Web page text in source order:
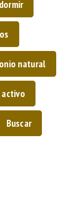
natural
activo
Buscar